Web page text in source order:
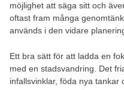
möjlighet att säga sitt och
oftast fram många
används i den vidare
Ett bra sätt för att ladda en
med en stadsvandring. Det
infallsvinklar, föda nya tankar